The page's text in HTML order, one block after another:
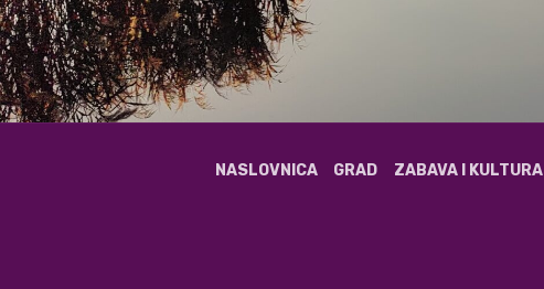
NASLOVNICA GRAD ZABAVA I KULTURA